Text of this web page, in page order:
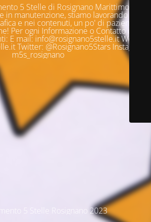
5 Stelle di Rosignano Marittimo è
in manutenzione, stiamo lavorando per
e nei contenuti, un po' di pazienza e
Per ogni Informazione o Contatto questi
E mail: info@rosignano5stelle.it Web:
Twitter: @Rosignano5Stars Instagram:
m5s_rosignano
5 Stelle Rosignano 2023